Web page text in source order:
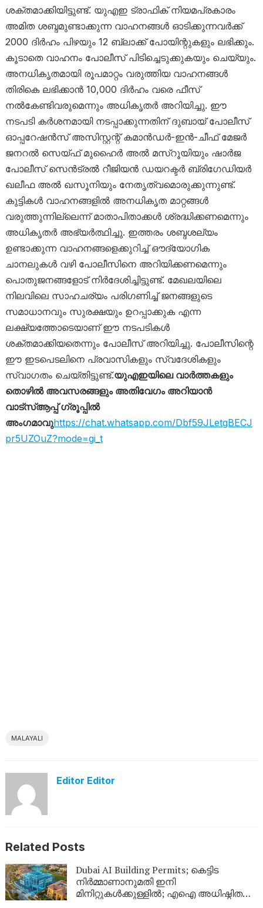
ശക്തമാക്കിയിട്ടുണ്ട്. യുഎഇ ട്രാഫിക് നിയമപ്രകാരം
അമിത ശബ്ദമുണ്ടാക്കുന്ന വാഹനങ്ങൾ ഓടിക്കുന്നവർക്ക്
2000 ദിർഹം പിഴയും 12 ബ്ലാക്ക് പോയിന്റുകളും ലഭിക്കും.
കൂടാതെ വാഹനം പോലീസ് പിടിച്ചെടുക്കുകയും ചെയ്യും.
അനധികൃതമായി രൂപമാറ്റം വരുത്തിയ വാഹനങ്ങൾ
തിരികെ ലഭിക്കാൻ 10,000 ദിർഹം വരെ ഫീസ്
നൽകേണ്ടിവരുമെന്നും അധികൃതർ അറിയിച്ചു. ഈ
നടപടി കർശനമായി നടപ്പാക്കുന്നതിന് ദുബായ് പോലീസ്
ഓപ്പറേഷൻസ് അസിസ്റ്റന്റ് കമാൻഡർ-ഇൻ-ചീഫ് മേജർ
ജനറൽ സെയ്ഫ് മുഹൈർ അൽ മസ്‌റൂയിയും ഷാർജ
പോലീസ് സെൻട്രൽ റീജിയൻ ഡയറക്ടർ ബ്രിഗേഡിയർ
ഖലീഫ അൽ ഖസൂനിയും നേതൃത്വമൊരുക്കുന്നുണ്ട്.
കുട്ടികൾ വാഹനങ്ങളിൽ അനധികൃത മാറ്റങ്ങൾ
വരുത്തുന്നില്ലെന്ന് മാതാപിതാക്കൾ ശ്രദ്ധിക്കണമെന്നും
അധികൃതർ അഭ്യർത്ഥിച്ചു. ഇത്തരം ശബ്ദശല്യം
ഉണ്ടാക്കുന്ന വാഹനങ്ങളെക്കുറിച്ച് ഔദ്യോഗിക
ചാനലുകൾ വഴി പോലീസിനെ അറിയിക്കണമെന്നും
പൊതുജനങ്ങളോട് നിർദേശിച്ചിട്ടുണ്ട്. മേഖലയിലെ
നിലവിലെ സാഹചര്യം പരിഗണിച്ച് ജനങ്ങളുടെ
സമാധാനവും സുരക്ഷയും ഉറപ്പാക്കുക എന്ന
ലക്ഷ്യത്തോടെയാണ് ഈ നടപടികൾ
ശക്തമാക്കിയതെന്നും പോലീസ് അറിയിച്ചു. പോലീസിന്റെ
ഈ ഇടപെടലിനെ പ്രവാസികളും സ്വദേശികളും
സ്വാഗതം ചെയ്തിട്ടുണ്ട്.യുഎഇയിലെ വാർത്തകളും
തൊഴിൽ അവസരങ്ങളും അതിവേഗം അറിയാൻ
വാട്സ്ആപ്പ് ഗ്രൂപ്പിൽ
അംഗമാവുhttps://chat.whatsapp.com/Dbf59JLetgBECJ
pr5UZOuZ?mode=gi_t
MALAYALI
Editor Editor
Related Posts
Dubai AI Building Permits; കെട്ടിട
നിർമ്മാണാനുമതി ഇനി
മിനിറ്റുകൾക്കുള്ളിൽ; എഐ അധിഷ്ഠിത